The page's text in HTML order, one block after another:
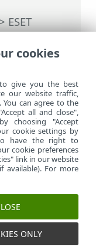
ESET
PROTECT
>
cookies
give you the best
our website traffic,
You can agree to the
all and close",
choosing "Accept
cookie settings by
have the right to
cookie preferences
link in our website
For more
ONLY